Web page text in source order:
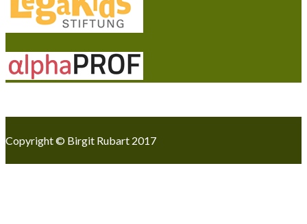
Copyright © Birgit Rubart 2017